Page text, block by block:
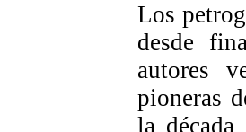
Los
desde
autores
pioneras
la